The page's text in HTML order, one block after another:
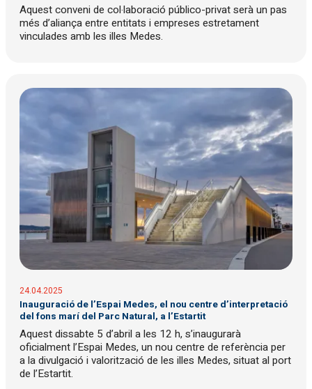
Aquest conveni de col·laboració público-privat serà un pas
més d’aliança entre entitats i empreses estretament
vinculades amb les illes Medes.
24.04.2025
Inauguració de l’Espai Medes, el nou centre d’interpretació
del fons marí del Parc Natural, a l’Estartit
Aquest dissabte 5 d’abril a les 12 h, s’inaugurarà
oficialment l’Espai Medes, un nou centre de referència per
a la divulgació i valorització de les illes Medes, situat al port
de l’Estartit.